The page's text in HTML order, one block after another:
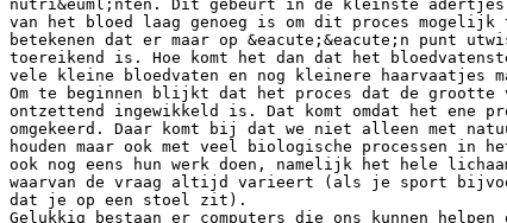
nutri&euml;nten. Dit gebeurt in de kleinste
van het bloed laag genoeg is om dit proces mogelijk
betekenen dat er maar op &eacute;&eacute;n punt
toereikend is. Hoe komt het dan dat het
vele kleine bloedvaten en nog kleinere haarvaatjes
Om te beginnen blijkt dat het proces dat de grootte
ontzettend ingewikkeld is. Dat komt omdat het ene
omgekeerd. Daar komt bij dat we niet alleen met
houden maar ook met veel biologische processen in
ook nog eens hun werk doen, namelijk het hele
waarvan de vraag altijd varieert (als je sport
dat je op een stoel zit).
Gelukkig bestaan er computers die ons kunnen helpen